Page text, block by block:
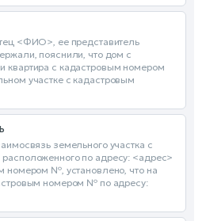
<ФИО>, ее представитель
пояснили, что дом с
с кадастровым номером
участке с кадастровым
земельного участка с
по адресу: <адрес>
номером №, установлено, что на
номером № по адресу: